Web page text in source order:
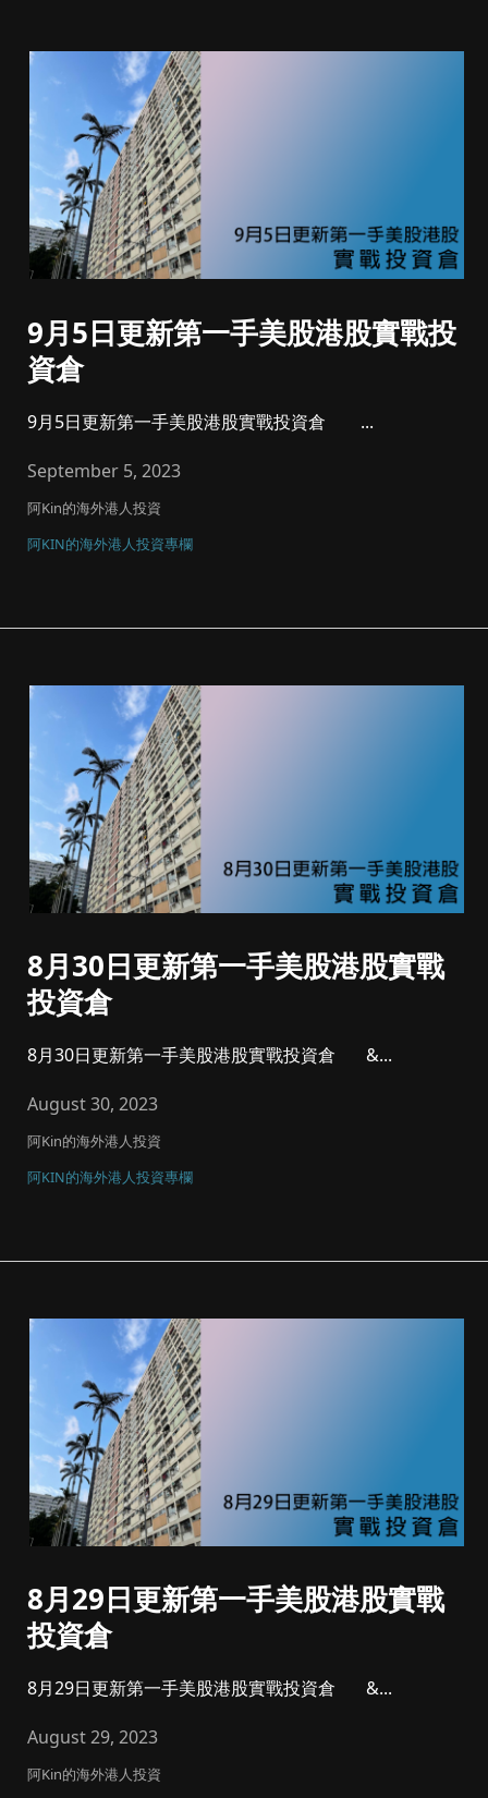
9月5日更新第一手美股港股實戰投
資倉
9月5日更新第一手美股港股實戰投資倉 ...
September 5, 2023
阿Kin的海外港人投資
阿KIN的海外港人投資專欄
8月30日更新第一手美股港股實戰
投資倉
8月30日更新第一手美股港股實戰投資倉 &...
August 30, 2023
阿Kin的海外港人投資
阿KIN的海外港人投資專欄
8月29日更新第一手美股港股實戰
投資倉
8月29日更新第一手美股港股實戰投資倉 &...
August 29, 2023
阿Kin的海外港人投資